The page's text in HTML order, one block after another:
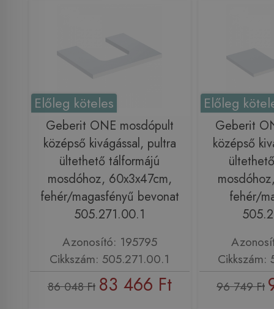
Előleg köteles
Geberit ONE mosdópult
középső kivágással, pultra
ültethető tálformájú
mosdóhoz, 60x3x47cm,
fehér/magasfényű bevonat
505.271.00.1
Azonosító: 195795
Cikkszám: 505.271.00.1
86 048 Ft 83 466 Ft
Előleg
Geberit
középső
fehér/
96 749 Ft